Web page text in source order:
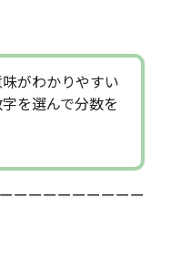
がわかりやすい
を選んで分数を
ーーーーーーーーー